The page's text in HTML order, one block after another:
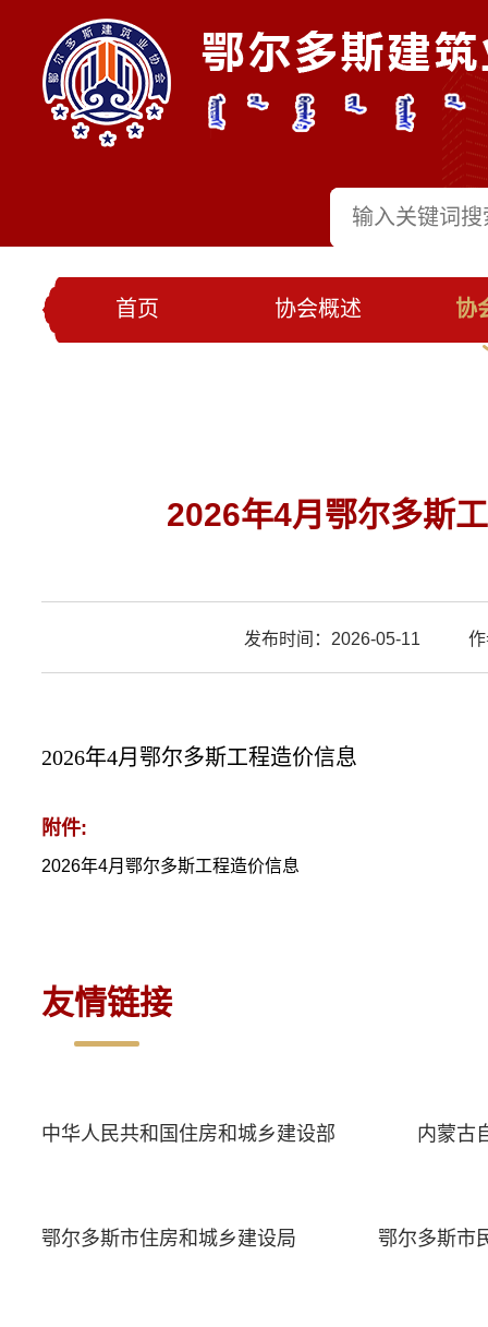
首页 协会概述 协
2026年4月鄂尔多斯
发布时间：2026-05-11
2026年4月鄂尔多斯工程造价信息
附件:
2026年4月鄂尔多斯工程造价信息
友情链接
中华人民共和国住房和城乡建设部 内蒙古
鄂尔多斯市住房和城乡建设局 鄂尔多斯市